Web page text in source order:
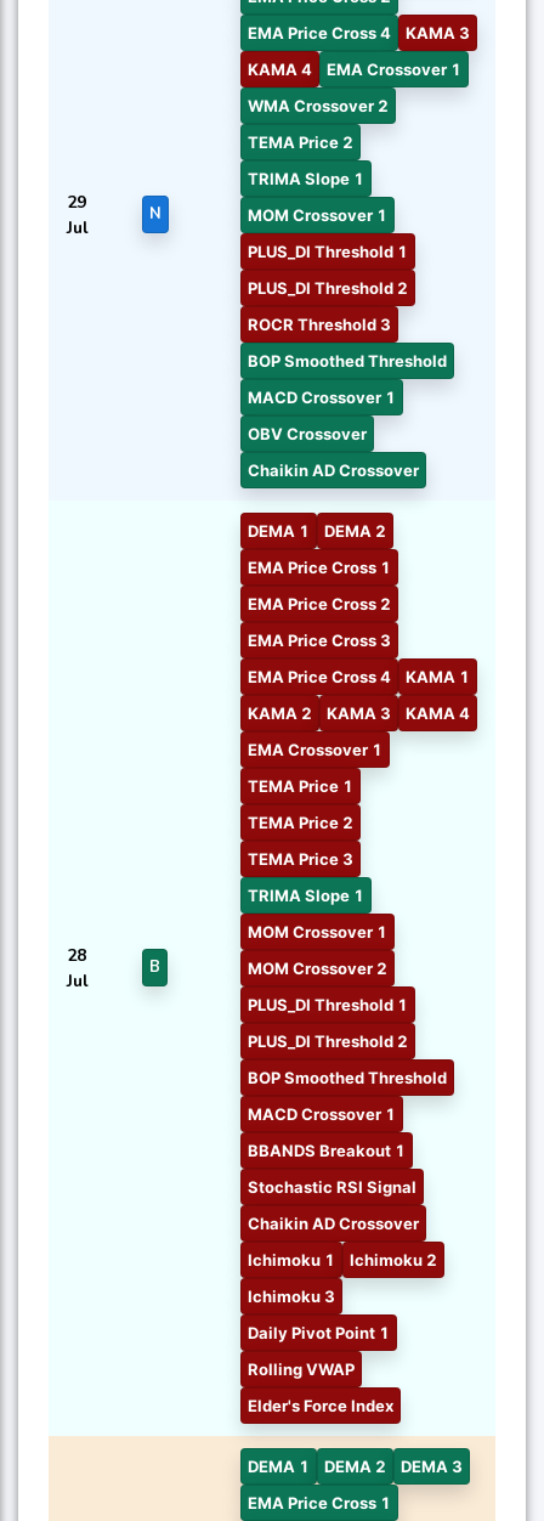
29
Jul
N
EMA Price Cross 4
KAMA 3
KAMA 4
EMA Crossover 1
WMA Crossover 2
TEMA Price 2
TRIMA Slope 1
MOM Crossover 1
PLUS_DI Threshold 1
PLUS_DI Threshold 2
ROCR Threshold 3
BOP Smoothed Threshold
MACD Crossover 1
OBV Crossover
Chaikin AD Crossover
28
Jul
B
DEMA 1
DEMA 2
EMA Price Cross 1
EMA Price Cross 2
EMA Price Cross 3
EMA Price Cross 4
KAMA 1
KAMA 2
KAMA 3
KAMA 4
EMA Crossover 1
TEMA Price 1
TEMA Price 2
TEMA Price 3
TRIMA Slope 1
MOM Crossover 1
MOM Crossover 2
PLUS_DI Threshold 1
PLUS_DI Threshold 2
BOP Smoothed Threshold
MACD Crossover 1
BBANDS Breakout 1
Stochastic RSI Signal
Chaikin AD Crossover
Ichimoku 1
Ichimoku 2
Ichimoku 3
Daily Pivot Point 1
Rolling VWAP
Elder's Force Index
DEMA 1 DEMA 2
DEMA 3
EMA Price Cross 1